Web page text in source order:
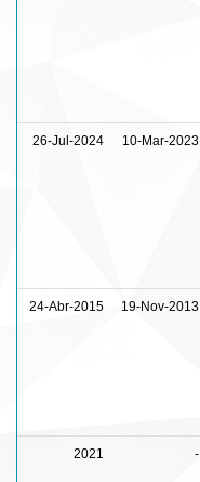
26-Jul-2024 10-Mar-2023
24-Abr-2015 19-Nov-2013
2021 -